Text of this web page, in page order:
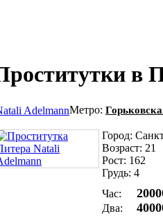
в
AdelmannМетро:
Город:
Возраст: 21
Рост: 162
Грудь: 4
Час:
Два: